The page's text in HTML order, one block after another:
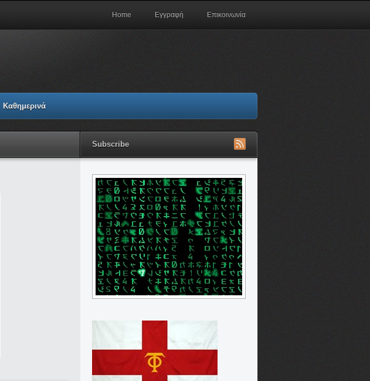
Home Εγγραφή Επικοινωνία
Καθημερινά
Subscribe